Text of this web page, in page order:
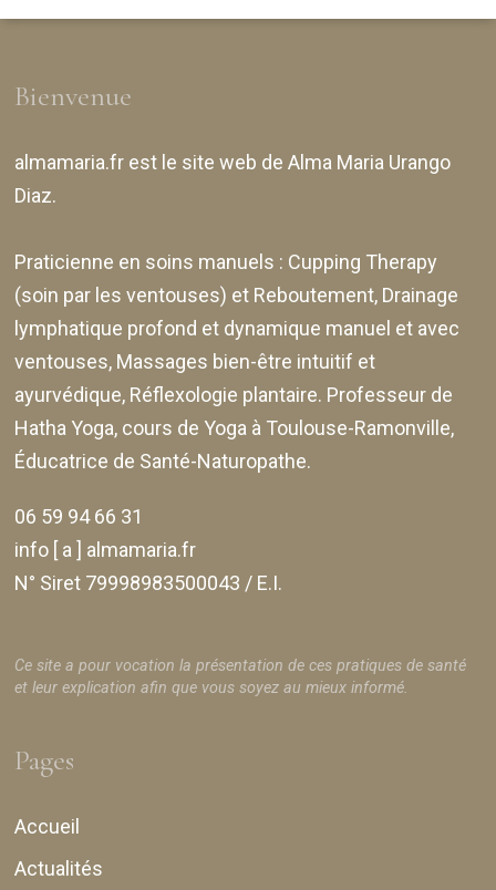
Bienvenue
almamaria.fr est le site web deAlma Maria Urango
Diaz.
Praticienne en soins manuels : Cupping Therapy
(soin par les ventouses) et Reboutement, Drainage
lymphatique profond et dynamique manuel et avec
ventouses, Massages bien-être intuitif et
ayurvédique, Réflexologie plantaire. Professeur de
Hatha Yoga, cours de Yoga à Toulouse-Ramonville,
Éducatrice de Santé-Naturopathe.
06 59 94 66 31
info [ a ] almamaria.fr
N° Siret 79998983500043 / E.I.
Ce site a pour vocation la présentation de ces pratiques de santé
et leur explication afin que vous soyez au mieux informé.
Pages
Accueil
Actualités